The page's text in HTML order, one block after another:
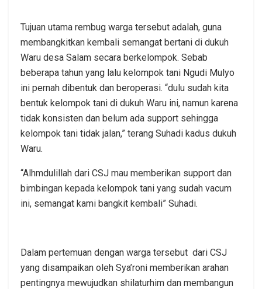
Tujuan utama rembug warga tersebut adalah, guna
membangkitkan kembali semangat bertani di dukuh
Waru desa Salam secara berkelompok. Sebab
beberapa tahun yang lalu kelompok tani Ngudi Mulyo
ini pernah dibentuk dan beroperasi. “dulu sudah kita
bentuk kelompok tani di dukuh Waru ini, namun karena
tidak konsisten dan belum ada support sehingga
kelompok tani tidak jalan,” terang Suhadi kadus dukuh
Waru.
“Alhmdulillah dari CSJ mau memberikan support dan
bimbingan kepada kelompok tani yang sudah vacum
ini, semangat kami bangkit kembali” Suhadi.
Dalam pertemuan dengan warga tersebut dari CSJ
yang disampaikan oleh Sya’roni memberikan arahan
pentingnya mewujudkan shilaturhim dan membangun